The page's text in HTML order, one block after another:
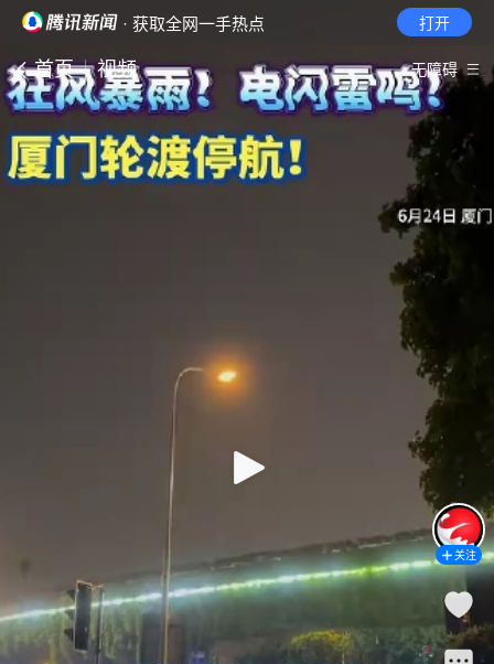
· 获取全网一手热点 打开
首页 视频 无障碍
关注